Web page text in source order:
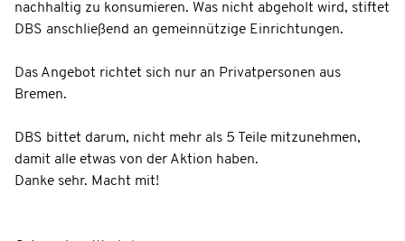
nachhaltig zu konsumieren. Was nicht abgeholt wird, stiftet
DBS anschließend an gemeinnützige Einrichtungen.
Das Angebot richtet sich nur an Privatpersonen aus
Bremen.
DBS bittet darum, nicht mehr als 5 Teile mitzunehmen,
damit alle etwas von der Aktion haben.
Danke sehr. Macht mit!